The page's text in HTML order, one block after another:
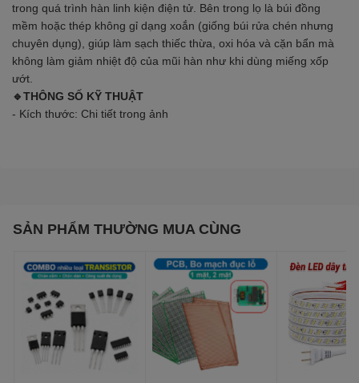
trong quá trình hàn linh kiện điện tử. Bên trong lọ là búi đồng
mềm hoặc thép không gỉ dạng xoắn (giống búi rửa chén nhưng
chuyên dụng), giúp làm sạch thiếc thừa, oxi hóa và cặn bẩn mà
không làm giảm nhiệt độ của mũi hàn như khi dùng miếng xốp
ướt.
🔹THÔNG SỐ KỸ THUẬT
- Kích thước: Chi tiết trong ảnh
SẢN PHẨM THƯỜNG MUA CÙNG